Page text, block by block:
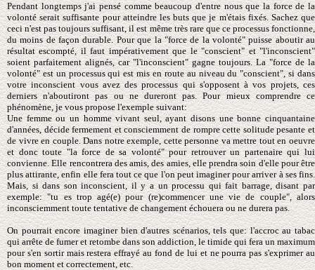
Pendant longtemps j'ai pensé comme beaucoup d'entre nous que la force de la
volonté serait suffisante pour atteindre les buts que je m'étais fixés. Sachez que
ceci n'est pas toujours suffisant, il est même très rare que ce processus fonctionne,
du moins de façon durable. Pour que la "force de la volonté" puisse aboutir au
résultat escompté, il faut impérativement que le "conscient" et "l'inconscient"
soient parfaitement alignés, car "l'inconscient" gagne toujours. La "force de la
volonté" est un processus qui est mis en route au niveau du "conscient", si dans
votre inconscient vous avez des processus qui s'opposent à vos projets, ces
derniers n'aboutiront pas ou ne dureront pas. Pour mieux comprendre ce
phénomène, je vous propose l'exemple suivant:
Une femme ou un homme vivant seul, ayant disons une bonne cinquantaine
d'années, décide fermement et consciemment de rompre cette solitude pesante et
de vivre en couple. Dans notre exemple, cette personne va mettre tout en oeuvre
et donc toute "la force de sa volonté" pour retrouver un partenaire qui lui
convienne. Elle rencontrera des amis, des amies, elle prendra soin d'elle pour être
plus attirante, enfin elle fera tout ce que l'on peut imaginer pour arriver à ses fins.
Mais, si dans son inconscient, il y a un processu qui fait barrage, disant par
exemple: "tu es trop agé(e) pour (re)commencer une vie de couple", alors
inconsciemment toute tentative de changement échouera ou ne durera pas.
On pourrait encore imaginer bien d'autres scénarios, tels que: l'accroc au tabac
qui arrête de fumer et retombe dans son addiction, le timide qui fera un maximum
pour s'en sortir mais restera effrayé au fond de lui et ne pourra pas s'exprimer au
bon moment et correctement, etc.